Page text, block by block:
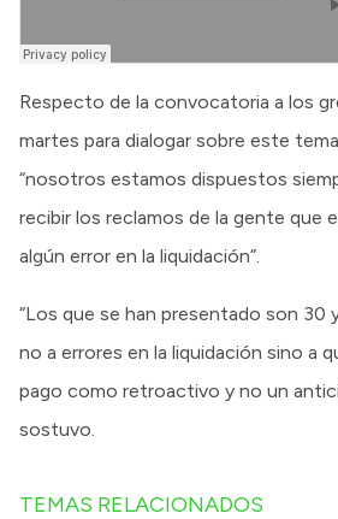
Respecto de la convocatoria a los
martes para dialogar sobre este
“nosotros estamos dispuestos
recibir los reclamos de la gente que
algún error en la liquidación”.
“Los que se han presentado son 30
no a errores en la liquidación sino a
pago como retroactivo y no un
sostuvo.
TEMAS RELACIONADOS